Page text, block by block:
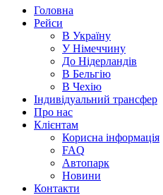
Головна
Рейси
В Україну
У Нiмеччину
До Нідерландів
В Бельгію
В Чехiю
Індивідуальний трансфер
Про нас
Клієнтам
Корисна інформація
FAQ
Автопарк
Новини
Контакти